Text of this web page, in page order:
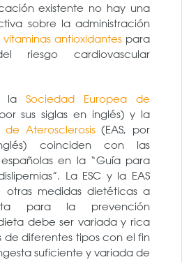
existente no hay una
sobre la administración
antioxidantes para
riesgo cardiovascular
la Sociedad Europea de
sus siglas en inglés) y la
Aterosclerosis(EAS, por
coinciden con las
en la “Guía para
La ESC y la EAS
otras medidas dietéticas a
para la prevención
debe ser variada y rica
de diferentes tipos con el fin
suficiente y variada de